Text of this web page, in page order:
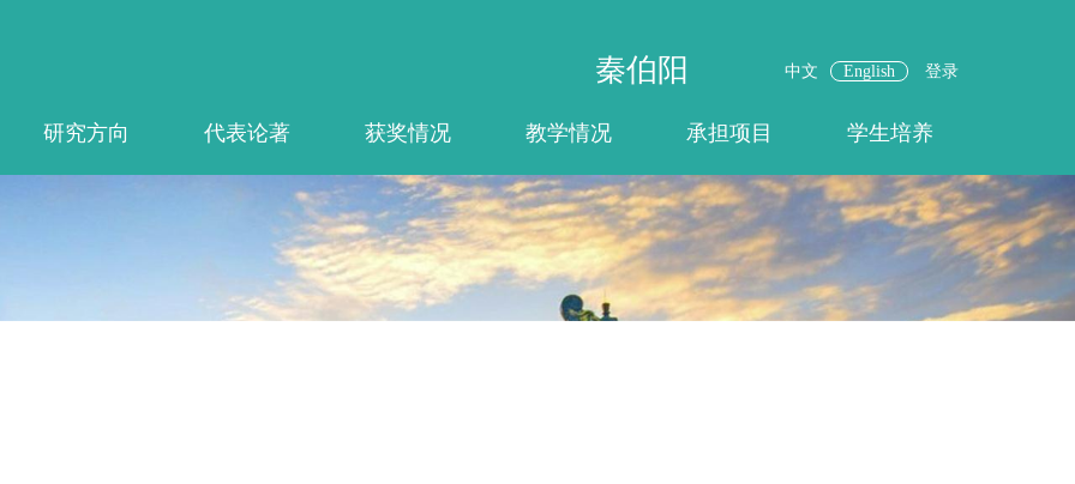
中文 English 登录
秦伯阳
研究方向 代表论著 获奖情况 教学情况 承担项目 学生培养